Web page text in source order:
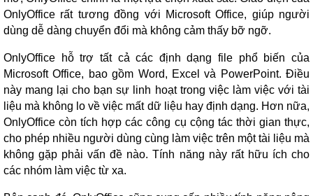
OnlyOffice rất tương đồng với Microsoft Office, giúp người
dùng dễ dàng chuyển đổi mà không cảm thấy bỡ ngỡ.
OnlyOffice hỗ trợ tất cả các định dạng file phổ biến của
Microsoft Office, bao gồm Word, Excel và PowerPoint. Điều
này mang lại cho bạn sự linh hoạt trong việc làm việc với tài
liệu mà không lo về việc mất dữ liệu hay định dạng. Hơn nữa,
OnlyOffice còn tích hợp các công cụ cộng tác thời gian thực,
cho phép nhiều người dùng cùng làm việc trên một tài liệu mà
không gặp phải vấn đề nào. Tính năng này rất hữu ích cho
các nhóm làm việc từ xa.